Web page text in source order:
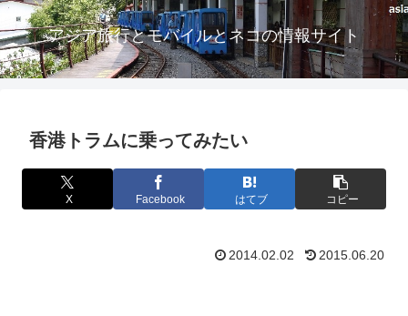
アジア旅行とモバイルとネコの情報サイト
香港トラムに乗ってみたい
X Facebook はてブ コピー
2014.02.02 2015.06.20